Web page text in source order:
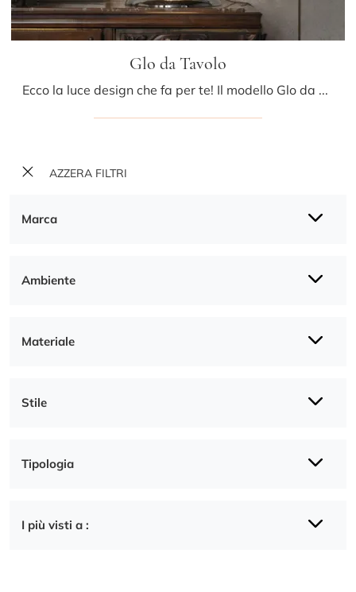
AZZERA FILTRI
Marca
Ambiente
Materiale
Stile
Tipologia
I più visti a :
Glo da Tavolo
Ecco la luce design che fa per te! Il modello Glo da Tavolo è una tra le nostre lampade da tavolo di Pentalight.